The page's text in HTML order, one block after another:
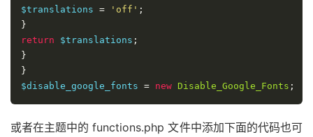
$translations = 'off' ;
}
return $translations ;
}
}
$disable_google_fonts = new Disable_Google_Fonts ;
或者在主题中的 functions.php 文件中添加下面的代码也可